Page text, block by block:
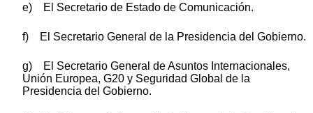
e) El Secretario de Estado de Comunicación.
f) El Secretario General de la Presidencia del Gobierno.
g) El Secretario General de Asuntos Internacionales,
Unión Europea, G20 y Seguridad Global de la
Presidencia del Gobierno.